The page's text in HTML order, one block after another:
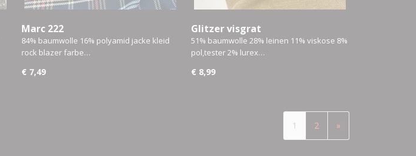
Marc 222
84% baumwolle 16% polyamid jacke kleid
rock blazer farbe…
€ 7,49
Glitzer visgrat
51% baumwolle 28% leinen 11% viskose 8%
pol,tester 2% lurex…
€ 8,99
1 2 »